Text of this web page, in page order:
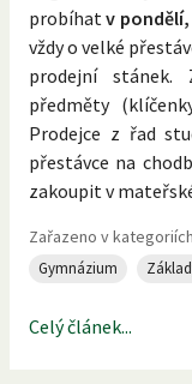
probíhatv
vždy o velké
prodejní stánek.
předměty
Prodejce z řad
přestávce na
zakoupit v
Zařazeno v
Gymnázium
Celý článek...